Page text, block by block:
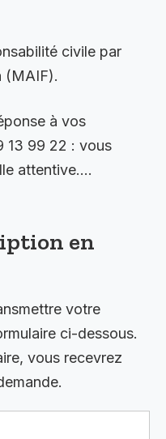
civile par
(MAIF).
à vos
13 99 22 : vous
attentive….
en
votre
ci-dessous.
vous recevrez